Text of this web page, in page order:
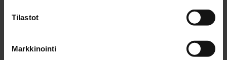
Tilastot
Markkinointi